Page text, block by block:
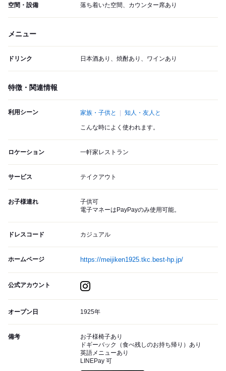
空間・設備 落ち着いた空間、カウンター席あり
メニュー
ドリンク 日本酒あり、焼酎あり、ワインあり
特徴・関連情報
利用シーン 家族・子供と 知人・友人と
こんな時によく使われます。
ロケーション 一軒家レストラン
サービス テイクアウト
お子様連れ
子供可
電子マネーはPayPayのみ使用可能。
ドレスコード カジュアル
ホームページ https://meijiken1925.tkc.best-hp.jp/
公式アカウント
オープン日 1925年
備考
お子様椅子あり
ドギーバック（食べ残しのお持ち帰り）あり
英語メニューあり
LINEPay 可